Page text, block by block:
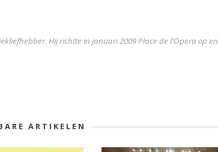
Hij richtte in januari 2009 Place de l'Opera op en
ARTIKELEN